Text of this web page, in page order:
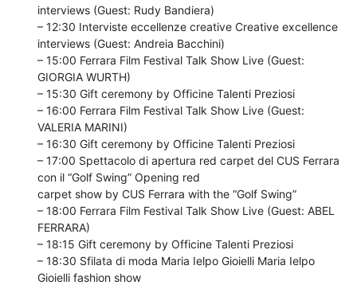
interviews (Guest: Rudy Bandiera)
– 12:30 Interviste eccellenze creative Creative excellence
interviews (Guest: Andreia Bacchini)
– 15:00 Ferrara Film Festival Talk Show Live (Guest:
GIORGIA WURTH)
– 15:30 Gift ceremony by Officine Talenti Preziosi
– 16:00 Ferrara Film Festival Talk Show Live (Guest:
VALERIA MARINI)
– 16:30 Gift ceremony by Officine Talenti Preziosi
– 17:00 Spettacolo di apertura red carpet del CUS Ferrara
con il “Golf Swing” Opening red
carpet show by CUS Ferrara with the “Golf Swing”
– 18:00 Ferrara Film Festival Talk Show Live (Guest: ABEL
FERRARA)
– 18:15 Gift ceremony by Officine Talenti Preziosi
– 18:30 Sfilata di moda Maria Ielpo Gioielli Maria Ielpo
Gioielli fashion show